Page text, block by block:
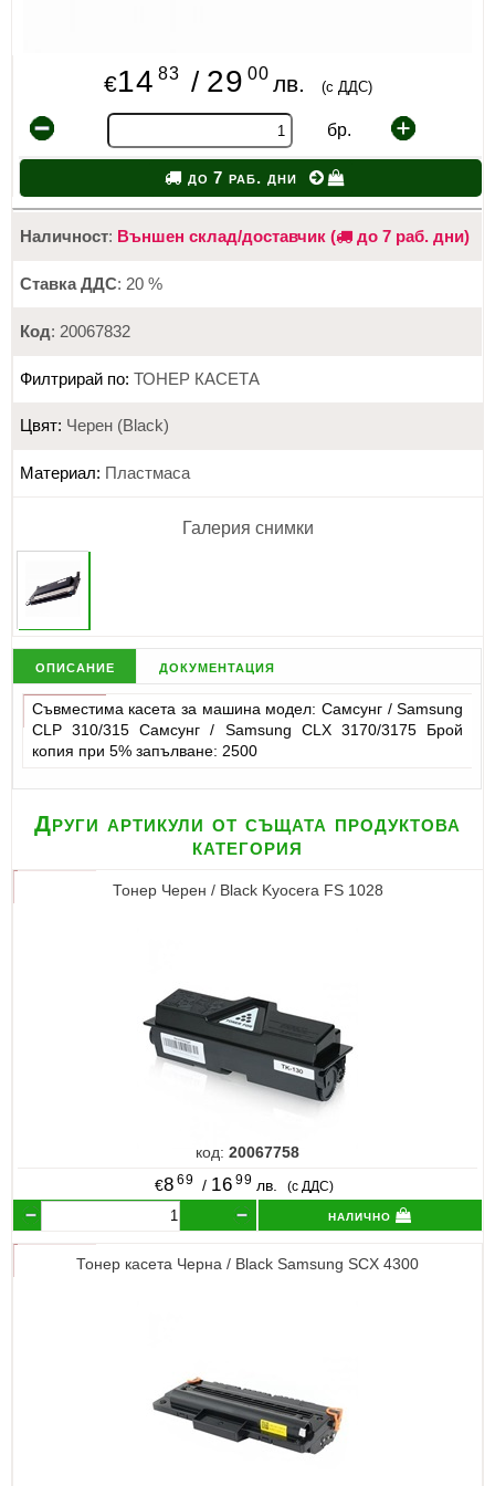
€14 83 / 29 00 лв. (с ДДС)
бр.
до 7 раб. дни
Наличност: Външен склад/доставчик ( до 7 раб. дни)
Ставка ДДС: 20 %
Код: 20067832
Филтрирай по: ТОНЕР КАСЕТА
Цвят: Черен (Black)
Материал: Пластмаса
Галерия снимки
описание документация
Съвместима касета за машина модел: Самсунг / Samsung
CLP 310/315 Самсунг / Samsung CLX 3170/3175 Брой
копия при 5% запълване: 2500
Други артикули от същата продуктова
категория
Тонер Черен / Black Kyocera FS 1028
код: 20067758
€8 69 / 16 99 лв. (с ДДС)
налично
Тонер касета Черна / Black Samsung SCX 4300